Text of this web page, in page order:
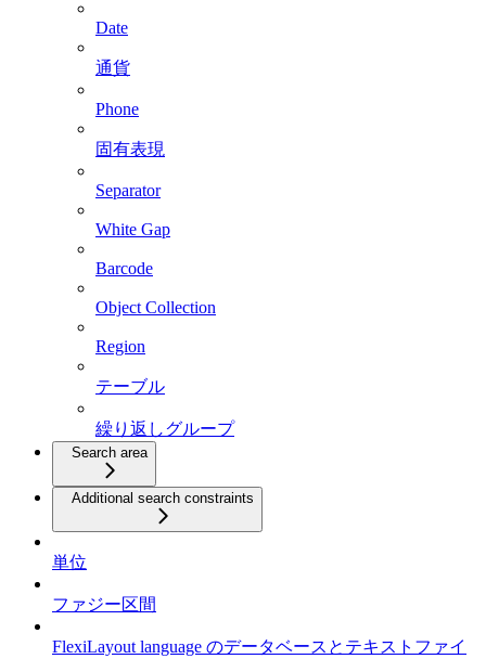
Date
通貨
Phone
固有表現
Separator
White Gap
Barcode
Object Collection
Region
テーブル
繰り返しグループ
Search area
Additional search constraints
単位
ファジー区間
FlexiLayout language のデータベースとテキストファイ